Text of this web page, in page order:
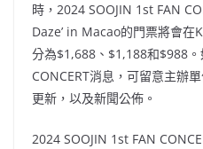
時，2024 SOOJIN 1st FAN
Daze’ in Macao的門票將會在
分為$1,688、$1,188和$988
CONCERT消息，可留意主辦
更新，以及新聞公佈。
2024 SOOJIN 1st FAN